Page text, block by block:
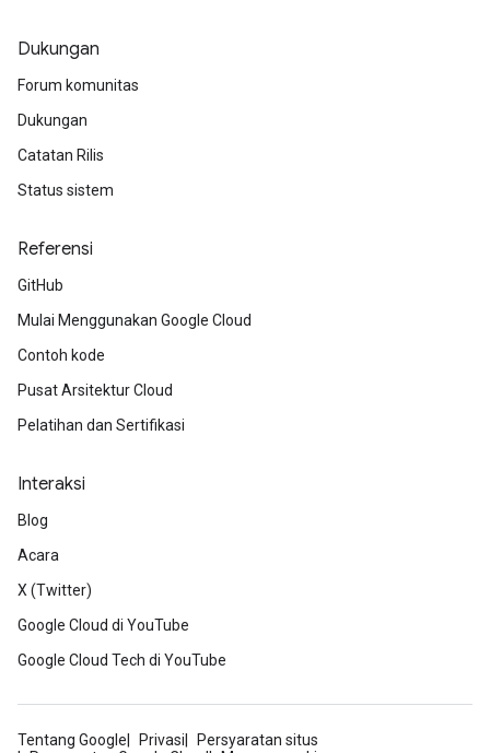
Dukungan
Forum komunitas
Dukungan
Catatan Rilis
Status sistem
Referensi
GitHub
Mulai Menggunakan Google Cloud
Contoh kode
Pusat Arsitektur Cloud
Pelatihan dan Sertifikasi
Interaksi
Blog
Acara
X (Twitter)
Google Cloud di YouTube
Google Cloud Tech di YouTube
Tentang Google Privasi
Persyaratan situs